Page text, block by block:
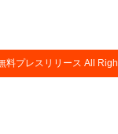
料プレスリリース All